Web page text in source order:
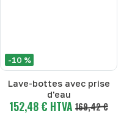
-10 %
Lave-bottes avec prise
d'eau
152,48 € HTVA 169,42 €